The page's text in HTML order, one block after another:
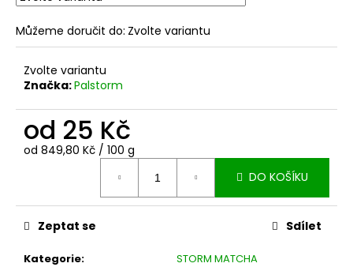
Můžeme doručit do: Zvolte variantu
Zvolte variantu
Značka:Palstorm
od 25 Kč
Měrná
od 849,80 Kč / 100 g
DO KOŠÍKU
Kategorie:
STORM MATCHA
Zeptat se Sdílet
o
p
o
u
e
m
e